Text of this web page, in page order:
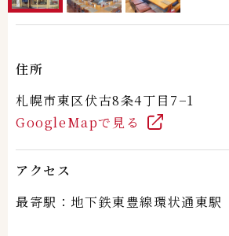
住所
札幌市東区伏古8条4丁目7−1
GoogleMapで見る
アクセス
最寄駅： 地下鉄東豊線環状通東駅